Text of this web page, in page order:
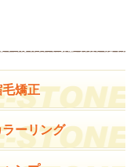
毛矯正
ラーリング